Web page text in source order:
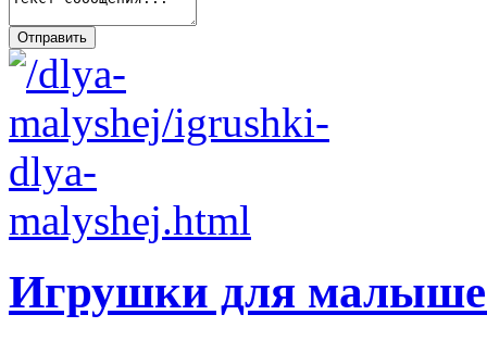
Игрушки для